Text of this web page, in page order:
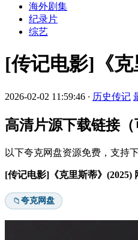
海外剧集
纪录片
综艺
[传记电影]《克
2026-02-02 11:59:46 · 历史传记
高清片源下载链接（
以下夸克网盘资源免费，支持
[传记电影]《克里斯蒂》(2025)
📁夸克网盘